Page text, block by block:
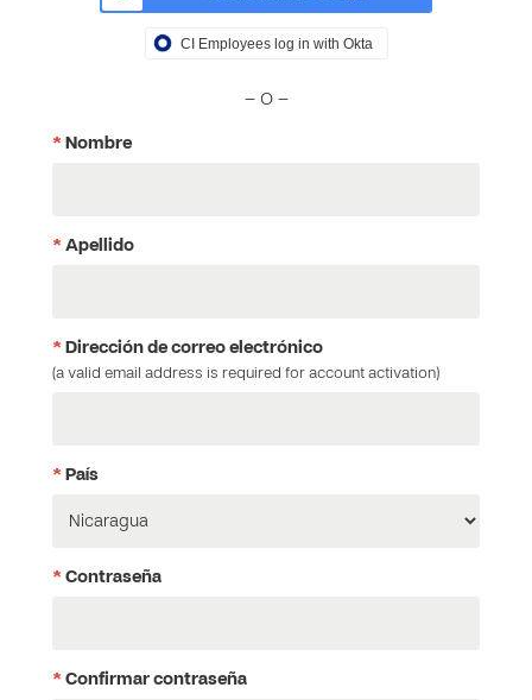
CI Employees log in with Okta
– O –
* Nombre
* Apellido
* Dirección de correo electrónico
(a valid email address is required for account activation)
* País
* Contraseña
* Confirmar contraseña